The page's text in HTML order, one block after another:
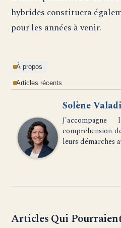
hybrides constituera
pour les années à venir.
À propos
Articles récents
Solène
compréhension
leurs démarches
Articles Qui